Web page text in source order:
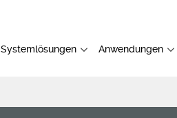
Systemlösungen Anwendungen